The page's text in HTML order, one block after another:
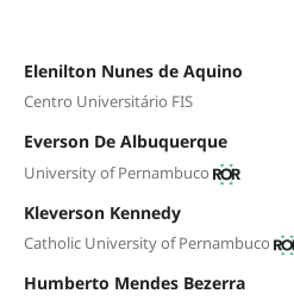
Elenilton Nunes de Aquino
Centro Universitário FIS
Everson De Albuquerque
University of Pernambuco
Kleverson Kennedy
Catholic University of Pernambuco
Humberto Mendes Bezerra